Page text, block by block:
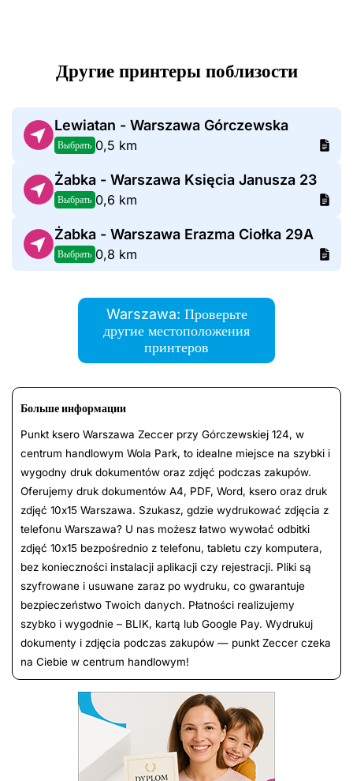
Другие принтеры поблизости
Lewiatan - Warszawa Górczewska
Выбрать 0,5 km
Żabka - Warszawa Księcia Janusza 23
Выбрать 0,6 km
Żabka - Warszawa Erazma Ciołka 29A
Выбрать 0,8 km
Warszawa: Проверьте
другие местоположения
принтеров
Больше информации
Punkt ksero Warszawa Zeccer przy Górczewskiej 124, w
centrum handlowym Wola Park, to idealne miejsce na szybki i
wygodny druk dokumentów oraz zdjęć podczas zakupów.
Oferujemy druk dokumentów A4, PDF, Word, ksero oraz druk
zdjęć 10x15 Warszawa. Szukasz, gdzie wydrukować zdjęcia z
telefonu Warszawa? U nas możesz łatwo wywołać odbitki
zdjęć 10x15 bezpośrednio z telefonu, tabletu czy komputera,
bez konieczności instalacji aplikacji czy rejestracji. Pliki są
szyfrowane i usuwane zaraz po wydruku, co gwarantuje
bezpieczeństwo Twoich danych. Płatności realizujemy
szybko i wygodnie – BLIK, kartą lub Google Pay. Wydrukuj
dokumenty i zdjęcia podczas zakupów — punkt Zeccer czeka
na Ciebie w centrum handlowym!